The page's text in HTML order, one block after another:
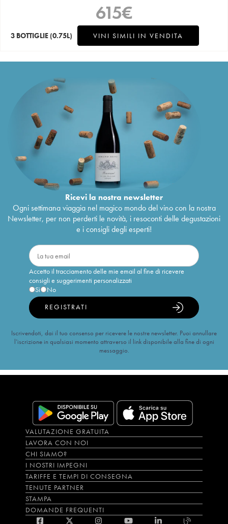
615€
3 BOTTIGLIE (0.75L) VINI SIMILI IN VENDITA
Ricevi la nostra newsletter
Ogni settimana viaggia nel magico mondo del vino con la nostra
Newsletter, per non perderti le novità, i resoconti delle degustazioni
e i consigli degli esperti!
Accetto il tracciamento delle mie email al fine di ricevere
consigli e suggerimenti personalizzati
Sì
No
REGISTRATI
Iscrivendoti, dai il tuo consenso per ricevere le nostre newsletter. Puoi annullare
l’iscrizione in qualsiasi momento attraverso il link disponibile alla fine di ogni
messaggio.
VALUTAZIONE GRATUITA
LAVORA CON NOI
CHI SIAMO?
I NOSTRI IMPEGNI
TARIFFE E TEMPI DI CONSEGNA
TENUTE PARTNER
STAMPA
DOMANDE FREQUENTI